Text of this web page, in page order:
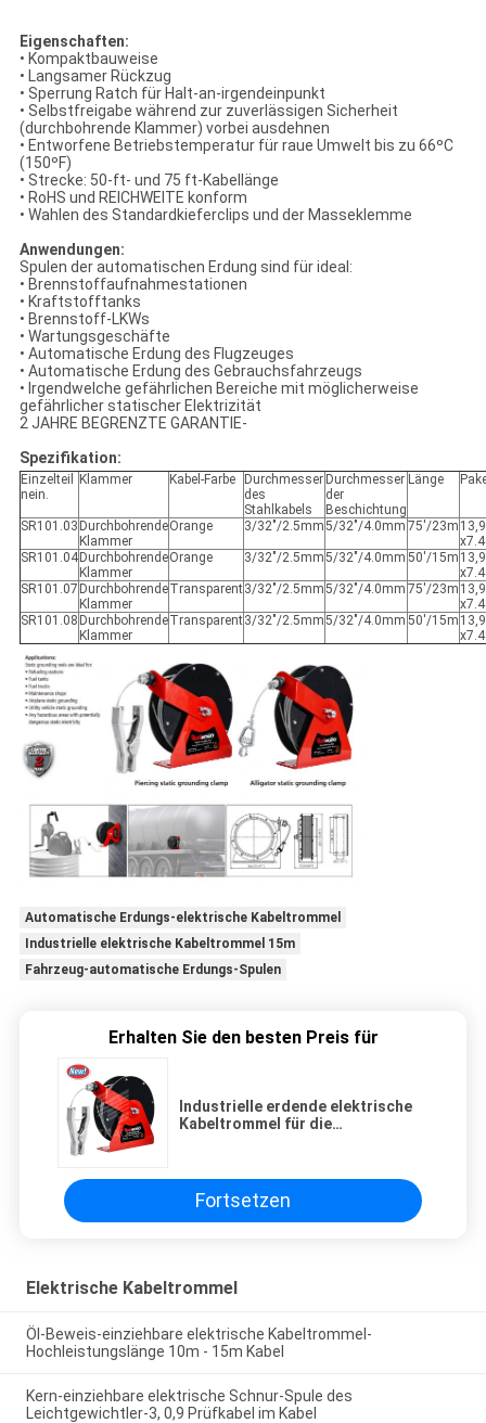
Eigenschaften:
• Kompaktbauweise
• Langsamer Rückzug
• Sperrung Ratch für Halt-an-irgendeinpunkt
• Selbstfreigabe während zur zuverlässigen Sicherheit
(durchbohrende Klammer) vorbei ausdehnen
• Entworfene Betriebstemperatur für raue Umwelt bis zu 66ºC
(150ºF)
• Strecke: 50-ft- und 75 ft-Kabellänge
• RoHS und REICHWEITE konform
• Wahlen des Standardkieferclips und der Masseklemme
Anwendungen:
Spulen der automatischen Erdung sind für ideal:
• Brennstoffaufnahmestationen
• Kraftstofftanks
• Brennstoff-LKWs
• Wartungsgeschäfte
• Automatische Erdung des Flugzeuges
• Automatische Erdung des Gebrauchsfahrzeugs
• Irgendwelche gefährlichen Bereiche mit möglicherweise
gefährlicher statischer Elektrizität
2 JAHRE BEGRENZTE GARANTIE-
Spezifikation:
Einzelteil
nein.
Klammer Kabel-Farbe
Durchmesser
des
Stahlkabels
Durchmesser
der
Beschichtung
Länge
SR101.03 Durchbohrende
Klammer
Orange 3/32"/2.5mm5/32"/4.0mm 75'/23m
SR101.04 Durchbohrende
Klammer
Orange 3/32"/2.5mm5/32"/4.0mm 50'/15m
SR101.07 Durchbohrende
Klammer
Transparent3/32"/2.5mm5/32"/4.0mm 75'/23m
SR101.08 Durchbohrende
Klammer
Transparent3/32"/2.5mm5/32"/4.0mm 50'/15m
Automatische Erdungs-elektrische Kabeltrommel
Industrielle elektrische Kabeltrommel 15m
Fahrzeug-automatische Erdungs-Spulen
Erhalten Sie den besten Preis für
Industrielle erdende elektrische
Kabeltrommel für die
Fortsetzen
Elektrische Kabeltrommel
Öl-Beweis-einziehbare elektrische Kabeltrommel-
Hochleistungslänge 10m - 15m Kabel
Kern-einziehbare elektrische Schnur-Spule des
Leichtgewichtler-3, 0,9 Prüfkabel im Kabel